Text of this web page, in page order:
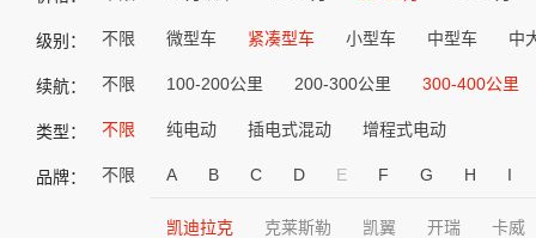
级别： 不限 微型车 紧凑型车 小型车 中型车 中
续航： 不限 100-200公里 200-300公里 300-400公里
类型： 不限 纯电动 插电式混动 增程式电动
品牌： 不限 A B C D E F G H I
凯迪拉克 克莱斯勒 凯翼 开瑞 卡威